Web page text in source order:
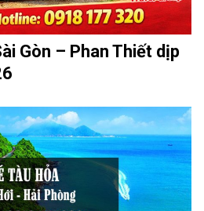
Gòn – Phan Thiết dịp